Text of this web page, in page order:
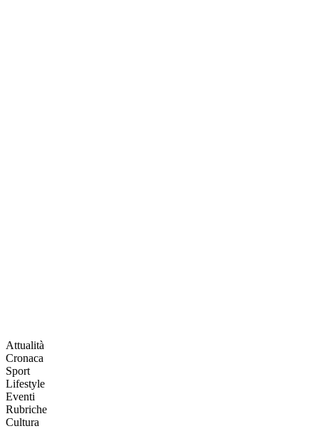
Attualità
Cronaca
Sport
Lifestyle
Eventi
Rubriche
Cultura